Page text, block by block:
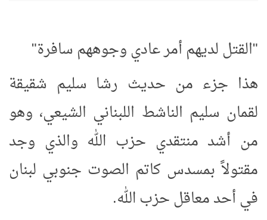
"القتل لديهم أمر عادي وجوههم سافرة"
هذا جزء من حديث رشا سليم شقيقة
لقمان سليم الناشط اللبناني الشيعي، وهو
من أشد منتقدي حزب الله والذي وجد
مقتولاً بمسدس كاتم الصوت جنوبي لبنان
في أحد معاقل حزب الله.